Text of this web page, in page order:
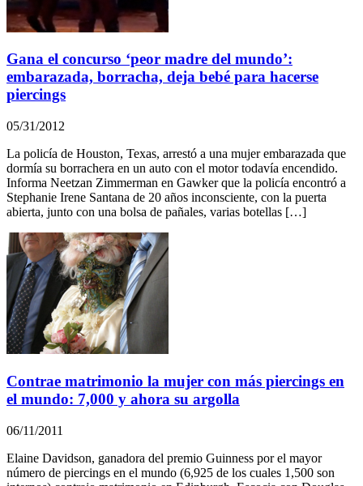
Gana el concurso ‘peor madre del mundo’:
embarazada, borracha, deja bebé para hacerse
piercings
05/31/2012
La policía de Houston, Texas, arrestó a una mujer embarazada que
dormía su borrachera en un auto con el motor todavía encendido.
Informa Neetzan Zimmerman en Gawker que la policía encontró a
Stephanie Irene Santana de 20 años inconsciente, con la puerta
abierta, junto con una bolsa de pañales, varias botellas […]
Contrae matrimonio la mujer con más piercings en
el mundo: 7,000 y ahora su argolla
06/11/2011
Elaine Davidson, ganadora del premio Guinness por el mayor
número de piercings en el mundo (6,925 de los cuales 1,500 son